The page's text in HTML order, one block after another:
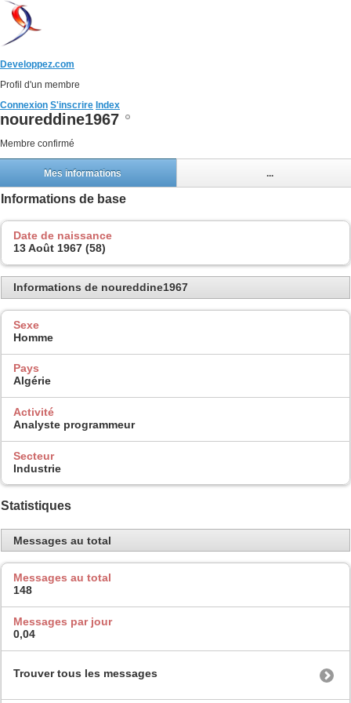
Developpez.com
Profil d'un membre
Connexion S'inscrire Index
noureddine1967
Membre confirmé
Mes informations ...
Informations de base
Date de naissance
13 Août 1967 (58)
Informations de noureddine1967
Sexe
Homme
Pays
Algérie
Activité
Analyste programmeur
Secteur
Industrie
Statistiques
Messages au total
Messages au total
148
Messages par jour
0,04
Trouver tous les messages